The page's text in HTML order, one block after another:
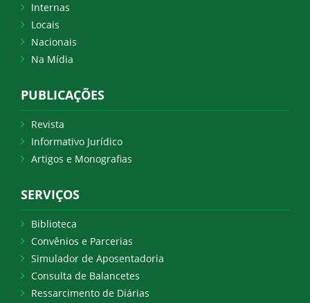
Internas
Locais
Nacionais
Na Mídia
PUBLICAÇÕES
Revista
Informativo Jurídico
Artigos e Monografias
SERVIÇOS
Biblioteca
Convênios e Parcerias
Simulador de Aposentadoria
Consulta de Balancetes
Ressarcimento de Diárias